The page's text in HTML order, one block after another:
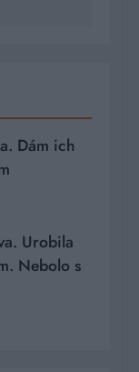
Dám ich
Urobila
Nebolo s